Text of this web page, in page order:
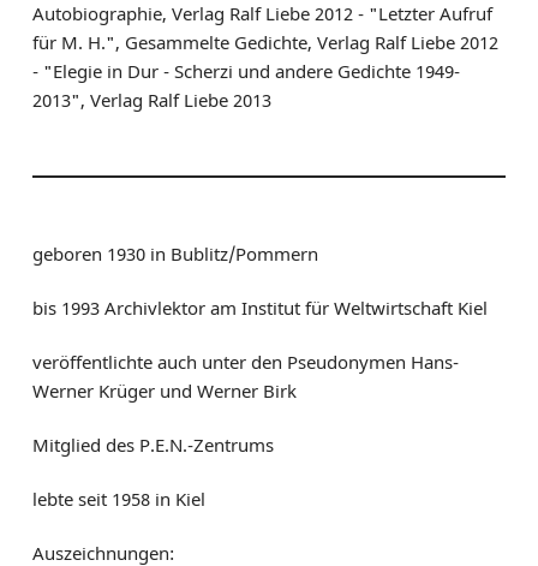
Autobiographie, Verlag Ralf Liebe 2012 - "Letzter Aufruf
für M. H.", Gesammelte Gedichte, Verlag Ralf Liebe 2012
- "Elegie in Dur - Scherzi und andere Gedichte 1949-
2013", Verlag Ralf Liebe 2013
geboren 1930 in Bublitz/Pommern
bis 1993 Archivlektor am Institut für Weltwirtschaft Kiel
veröffentlichte auch unter den Pseudonymen Hans-
Werner Krüger und Werner Birk
Mitglied des P.E.N.-Zentrums
lebte seit 1958 in Kiel
Auszeichnungen: